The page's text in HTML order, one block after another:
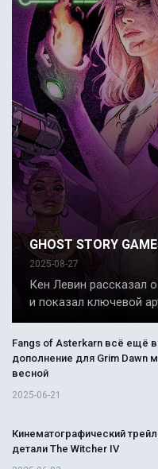
GHOST STORY
2025-08-27
Кен Левин рассказал
и показал ключевой
Fangs of Asterkarn всё ещё
дополнение для Grim
весной
2025-06-21
Кинематографический
детали The Witcher IV